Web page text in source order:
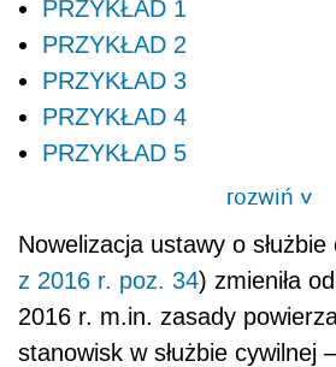
PRZYKŁAD 1
PRZYKŁAD 2
PRZYKŁAD 3
PRZYKŁAD 4
PRZYKŁAD 5
rozwiń>
Nowelizacja ustawy o służbie
z 2016 r. poz. 34) zmieniła
2016 r. m.in. zasady
stanowisk w służbie cywilnej